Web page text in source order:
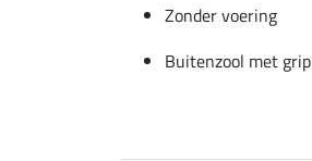
Zonder voering
Buitenzool met grip